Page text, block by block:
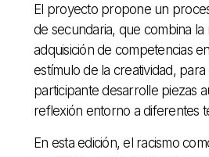
El proyecto propone un
de secundaria, que combina la
adquisición de competencias
estímulo de la creatividad,
participante desarrolle piezas
reflexión entorno a diferentes
En esta edición, el racismo